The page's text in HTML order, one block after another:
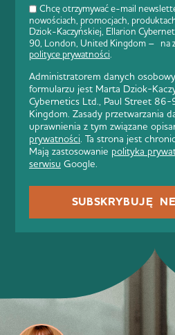
Chcę otrzymywać e-mail
nowościach, promocjach,
Dziok-Kaczyńskiej, Ellarion
90, London, United Kingdom – na
polityce prywatności.
Administratorem danych
formularzu jest Marta Dziok-
Cybernetics Ltd., Paul Street
Kingdom. Zasady przetwarzania
uprawnienia z tym związane
prywatności. Ta strona jest
Mają zastosowanie polityka
serwisu Google.
SUBSKRYBUJĘ